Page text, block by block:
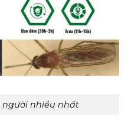
người nhiều nhất